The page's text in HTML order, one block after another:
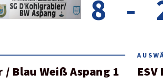
8 -
/ Blau Weiß Aspang 1